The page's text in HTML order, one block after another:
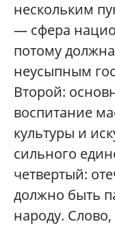
нескольким
— сфера
потому
неусыпным
Второй:
воспитание
культуры и
сильного
четвертый:
должно быть
народу.